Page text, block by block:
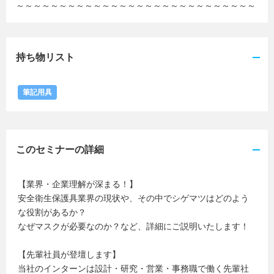
～～～～～～～～～～～～～～～～～～～～～～～～～～～～
持ち物リスト
筆記用具
このセミナーの詳細
【業界・企業理解が深まる！】
安全衛生保護具業界の現状や、その中でシゲマツはどのよう
な役割があるか？
なぜマスクが必要なのか？など、詳細にご説明いたします！
【先輩社員が登壇します】
当社のインターンは設計・研究・営業・事務職で働く先輩社